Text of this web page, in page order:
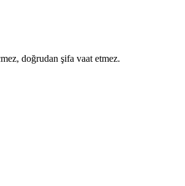
doğrudan şifa vaat etmez.